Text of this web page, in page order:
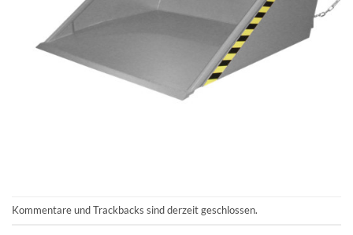
Kommentare und Trackbacks sind derzeit geschlossen.